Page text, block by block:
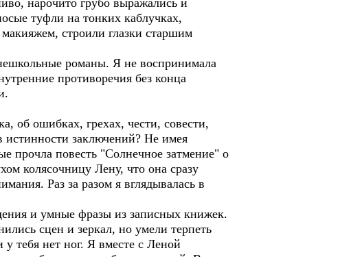
нарочито грубо выражались и
туфли на тонких каблучках,
строили глазки старшим
романы. Я не воспринимала
противоречия без конца
об ошибках, грехах, чести, совести,
истинности заключений? Не имея
прочла повесть "Солнечное затмение" о
колясочницу Лену, что она сразу
Раз за разом я вглядывалась в
и умные фразы из записных книжек.
сцен и зеркал, но умели терпеть
тебя нет ног. Я вместе с Леной